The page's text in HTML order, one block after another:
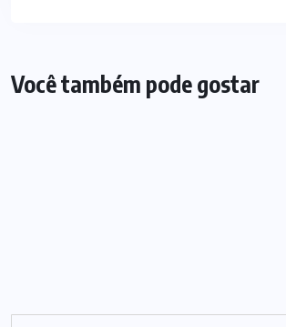
Você também pode gostar